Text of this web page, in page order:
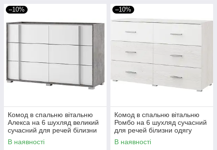
–10%
Комод в спальню вітальню
Алекса на 6 шухляд великий
сучасний для речей білизни
одягу комоди для спальні
тумба комод в кімнату
В наявності
–10%
Комод в спальню вітальню
Ромбо на 6 шухляд сучасний
для речей білизни одягу
комоди для спальні тумба
комод в кімнату
В наявності